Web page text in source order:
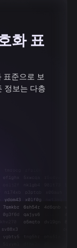
화 표
표준으로 보
정보는 다층